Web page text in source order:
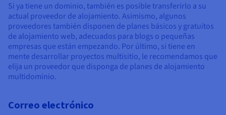
Si ya tiene un dominio, también es posible transferirlo a su
actual proveedor de alojamiento. Asimismo, algunos
proveedores también disponen de planes básicos y gratuitos
de alojamiento web, adecuados para blogs o pequeñas
empresas que están empezando. Por último, si tiene en
mente desarrollar proyectos multisitio, le recomendamos que
elija un proveedor que disponga de planes de alojamiento
multidominio.
Correo electrónico